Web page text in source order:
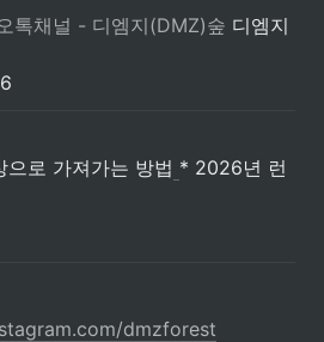
톡채널 - 디엠지(DMZ)숲 디엠지
로 가져가는 방법 * 2026년 런
dmzforest